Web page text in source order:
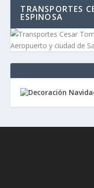
TRANSPORTES
ESPINOSA
Aeropuerto y ciudad de